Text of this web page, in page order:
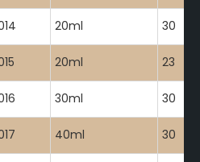
20ml 30
20ml 23
30ml 30
40ml 30